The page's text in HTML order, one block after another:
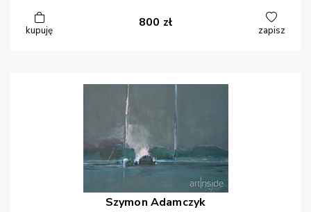
kupuję
800 zł
zapisz
Szymon Adamczyk